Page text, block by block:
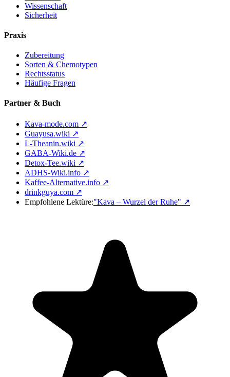
Wissenschaft
Sicherheit
Praxis
Zubereitung
Sorten & Chemotypen
Rechtsstatus
Häufige Fragen
Partner & Buch
Kava-mode.com ↗
Guayusa.wiki ↗
L-Theanin.wiki ↗
GABA-Wiki.de ↗
Detox-Tee.wiki ↗
ADHS-Wiki.info ↗
Kaffee-Alternative.info ↗
drinkguya.com ↗
Empfohlene Lektüre:"Kava – Wurzel der Ruhe" ↗